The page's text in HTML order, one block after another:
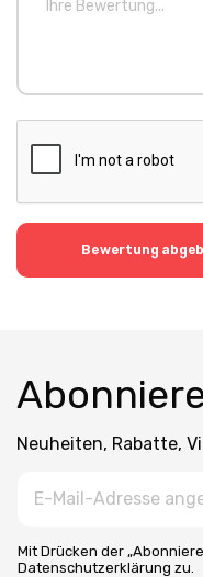
Bewertung
Neuheiten, Rabatte,
Mit Drücken der
Datenschutzerklärung zu.